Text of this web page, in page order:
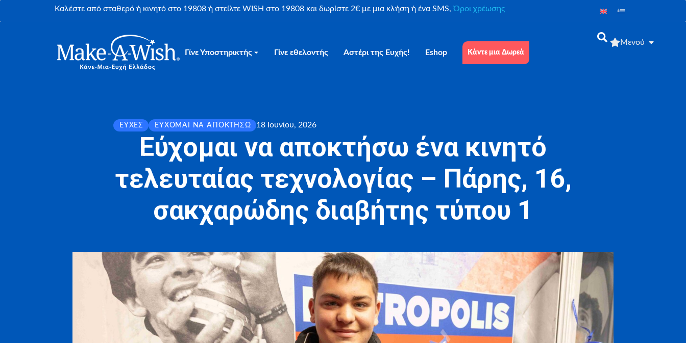
Καλέστε από σταθερό ή κινητό στο 19808 ή στείλτε WISH στο 19808 και δωρίστε 2€ με μια κλήση ή ένα SMS,Όροι χρέωσης
Γίνε Υποστηρικτής Γίνε εθελοντής Αστέρι της Ευχής! Eshop Κάντε μια Δωρεά
Μενού
ΕΥΧΈΣ ΕΎΧΟΜΑΙ ΝΑ ΑΠΟΚΤΉΣΩ 18 Ιουνίου, 2026
Εύχομαι να αποκτήσω ένα κινητό
τελευταίας τεχνολογίας – Πάρης, 16,
σακχαρώδης διαβήτης τύπου 1